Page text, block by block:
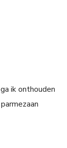
ik onthouden